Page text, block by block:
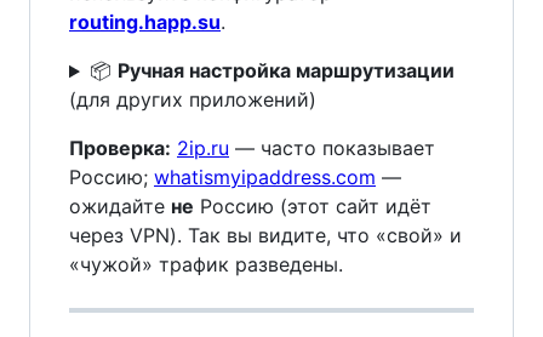
routing.happ.su.
📦 Ручная настройка маршрутизации
(для других приложений)
Проверка: 2ip.ru — часто показывает
Россию; whatismyipaddress.com —
ожидайте не Россию (этот сайт идёт
через VPN). Так вы видите, что «свой» и
«чужой» трафик разведены.